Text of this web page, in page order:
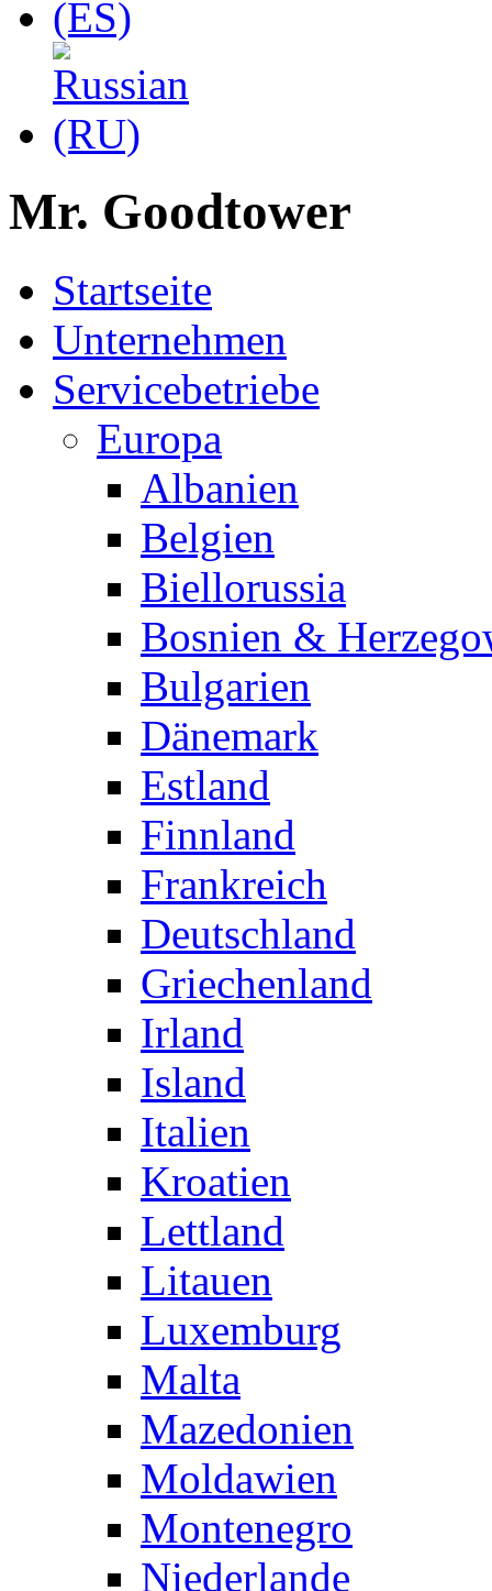
Mr. Goodtower
Startseite
Unternehmen
Servicebetriebe
Europa
Albanien
Belgien
Biellorussia
Bosnien &
Bulgarien
Dänemark
Estland
Finnland
Frankreich
Deutschland
Griechenland
Irland
Island
Italien
Kroatien
Lettland
Litauen
Luxemburg
Malta
Mazedonien
Moldawien
Montenegro
Niederlande